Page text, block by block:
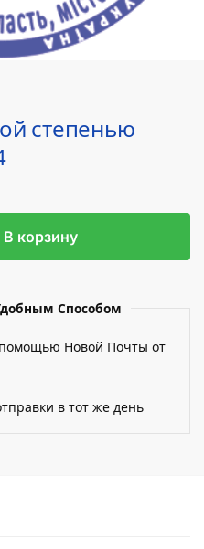
степенью
В корзину
Способом
Новой Почты от
в тот же день